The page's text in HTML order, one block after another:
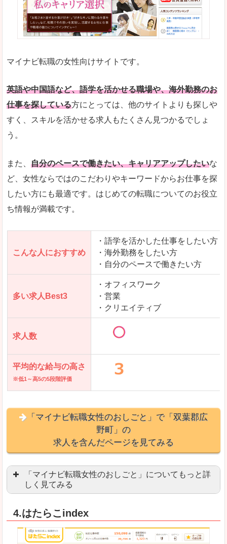
悪いところ
TOPページからこだわりや条件などをクイックに
はじめての転職や、転職活動において不安や心配
自分でうまく仕事を探せなくても、会員登録をす
人気度 「エン転職」全体として、会員数がとても多い印
多少検索しづらいのですが、掲載情報はパッと目
「エン転職ウーマン」で「双葉郡広野町」の
マイナビ転職の女性向けサイトです。
英語や中国語など、語学を活かせる職場や、海外勤務のお
仕事を探している方にとっては、他のサイトよりも探しや
すく、スキルを活かせる求人もたくさん見つかるでしょ
う。
また、 自分のペースで働きたい、キャリアアップしたいな
ど、女性ならではのこだわりやキーワードからお仕事を探
したい方にも最適です。はじめての転職についてのお役立
ち情報が満載です。
こんな人におすすめ
・語学を活かした仕事をしたい方
・海外勤務をしたい方
・自分のペースで働きたい方
多い求人Best3
・オフィスワーク
・営業
・クリエイティブ
求人数
平均的な給与の高さ
※低1～高5の5段階評価
「マイナビ転職女性のおしごと」で「双葉郡広
野町」の
求人を含んだページを見てみる
「マイナビ転職女性のおしごと」についてもっと詳
しく見てみる
良いところ
「自分のペースで働きたい」「キャリアアップ」
4.はたらこindex